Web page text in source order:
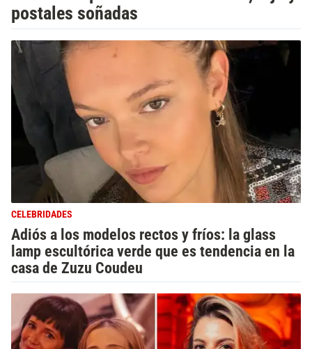
postales soñadas
CELEBRIDADES
Adiós a los modelos rectos y fríos: la glass
lamp escultórica verde que es tendencia en la
casa de Zuzu Coudeu